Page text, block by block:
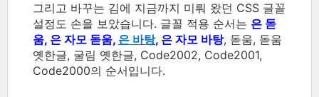
그리고 바꾸는 김에 지금까지 미뤄 왔던 CSS 글꼴
설정도 손을 보았습니다. 글꼴 적용 순서는 은 돋
움, 은 자모 돋움, 은 바탕, 은 자모 바탕, 돋움, 돋움
옛한글, 굴림 옛한글, Code2002, Code2001,
Code2000의 순서입니다.